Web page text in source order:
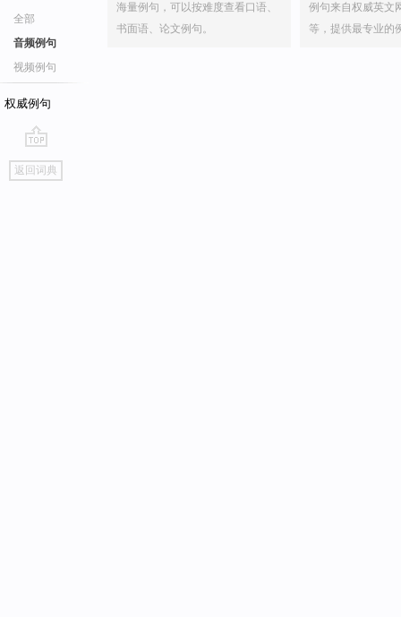
全部
音频例句
视频例句
权威例句
go
top
返回词典
海量例句，可以按难度查看口语、
书面语、论文例句。
例句来自权威英文
等，提供最专业的